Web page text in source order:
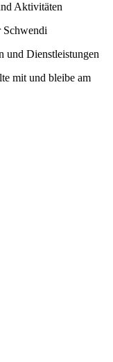
Aktivitäten
Schwendi
und Dienstleistungen
mit und bleibe am